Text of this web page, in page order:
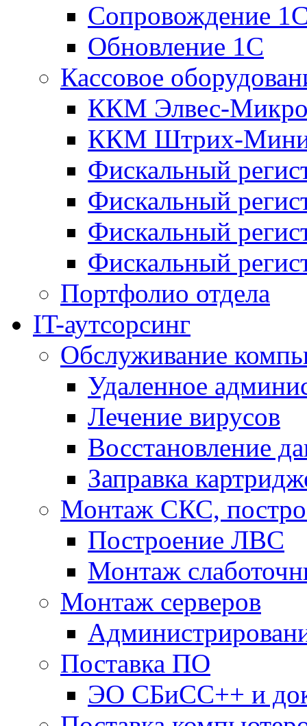
Сопровождение
Обновление 1С
Кассовое
ККМ Элвес-
ККМ Штрих-
Фискальный
Фискальный
Фискальный
Фискальный
Портфолио отдела
IT-аутсорсинг
Обслуживание
Удаленное
Лечение вирусов
Восстановление
Заправка
Монтаж СКС,
Построение ЛВС
Монтаж
Монтаж серверов
Поставка ПО
ЭО СБиСС++ и